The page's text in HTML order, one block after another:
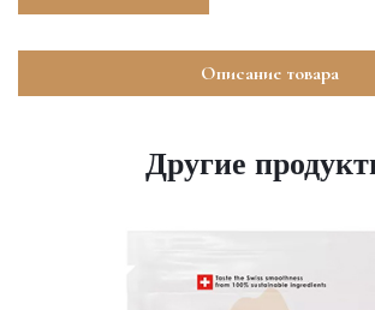
Описание товара
Другие